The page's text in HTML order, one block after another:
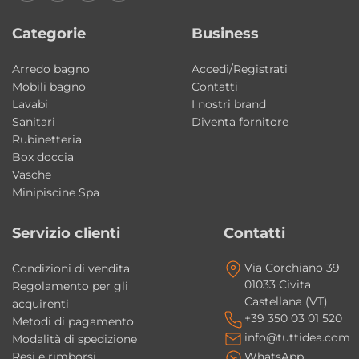
calcare, migliorando igiene e facilità di pulizia
nel tempo.
Ceramica sanitaria resistente e Made in
Italy Kerasan
Il lavabo è realizzato in ceramica sanitaria di
alta qualità e fa parte della produzione
in Italy Kerasan
produttiva, design e affidabilità nel tempo.
Le dimensioni ridotte e il design essenziale
rendono questo lavabo perfetto per bagni
piccoli, bagni di servizio e ambienti
contemporanei dove estetica e funzionalità
devono convivere.
Categorie
Arredo bagno
Mobili bagno
Lavabi
Sanitari
Rubinetteria
Box doccia
Vasche
Minipiscine Spa
Business
Accedi/Registrati
Contatti
I nostri brand
Diventa fornitore
Servizio clienti
Condizioni di vendita
Regolamento per gli
acquirenti
Metodi di pagamento
Modalità di spedizione
Contatti
Via Corchiano 39
01033 Civita
Castellana (VT)
+39 350 03 01 520
info@tuttidea.com